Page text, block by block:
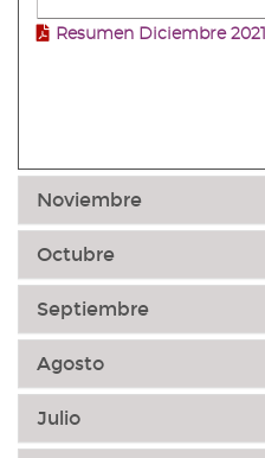
Resumen Diciembre 2021
Noviembre
Octubre
Septiembre
Agosto
Julio